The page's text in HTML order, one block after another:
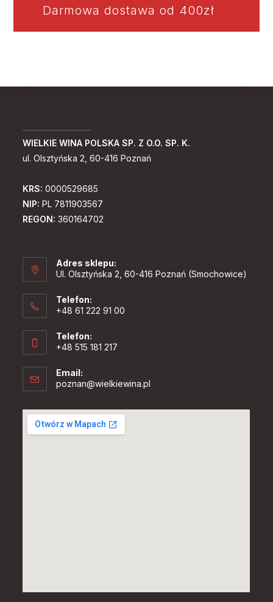
Darmowa dostawa od 400zł
WIELKIE WINA POLSKA SP. Z O.O. SP. K.
ul. Olsztyńska 2, 60-416 Poznań
KRS: 0000529685
NIP: PL 7811903567
REGON: 360164702
Adres sklepu:
Ul. Olsztyńska 2, 60-416 Poznań (Smochowice)
Telefon:
+48 61 222 91 00
Telefon:
+48 515 181 217
Email:
poznan@wielkiewina.pl